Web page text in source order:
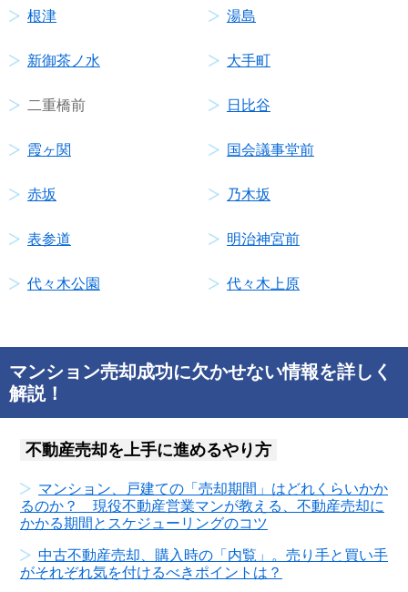
根津 湯島
新御茶ノ水 大手町
二重橋前 日比谷
霞ヶ関 国会議事堂前
赤坂 乃木坂
表参道 明治神宮前
代々木公園 代々木上原
マンション売却成功に欠かせない情報を詳しく
解説！
不動産売却を上手に進めるやり方
マンション、戸建ての「売却期間」はどれくらいかか
るのか？ 現役不動産営業マンが教える、不動産売却に
かかる期間とスケジューリングのコツ
中古不動産売却、購入時の「内覧」。売り手と買い手
がそれぞれ気を付けるべきポイントは？